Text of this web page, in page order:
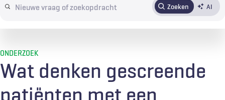
de Search
terms
Zoeken AI
AbonnerenTijdschrift Inloggen
ONDERZOEK
Wat denken gescreende
patiënten met een